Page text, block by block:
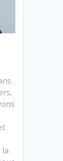
la